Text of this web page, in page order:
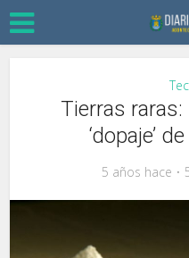
Tierras raras:
‘dopaje’
5 años hace